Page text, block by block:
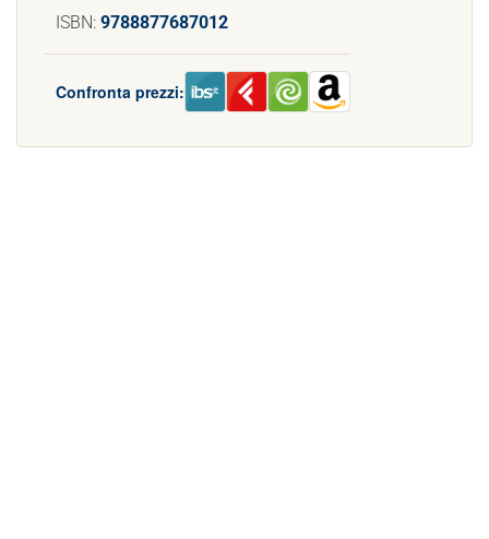
ISBN: 9788877687012
Confronta prezzi: